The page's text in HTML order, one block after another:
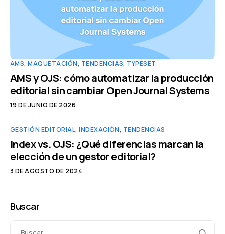
AMS,MAQUETACIÓN, TENDENCIAS, TYPESET
AMS y OJS: cómo automatizar la producción
editorial sin cambiar Open Journal Systems
19 DE JUNIO DE 2026
GESTIÓN EDITORIAL,INDEXACIÓN, TENDENCIAS
Index vs. OJS: ¿Qué diferencias marcan la
elección de un gestor editorial?
3 DE AGOSTO DE 2024
Buscar